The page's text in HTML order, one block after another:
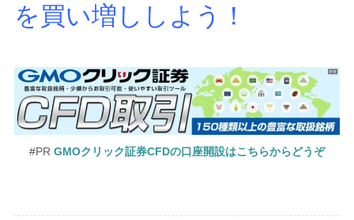
を買い増ししよう！
#PR GMOクリック証券CFDの口座開設はこちらからどうぞ